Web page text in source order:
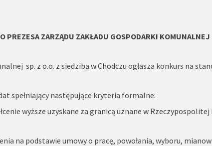
PREZESA ZARZĄDU ZAKŁADU GOSPODARKI KOMUNALNEJ
sp. z o.o. z siedzibą w Chodczu ogłasza konkurs na
spełniający następujące kryteria formalne:
wyższe uzyskane za granicą uznane w
na podstawie umowy o pracę, powołania, wyboru,